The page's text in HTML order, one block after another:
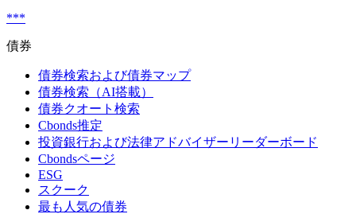
***
債券
債券検索および債券マップ
債券検索（AI搭載）
債券クオート検索
Cbonds推定
投資銀行および法律アドバイザーリーダーボード
Cbondsページ
ESG
スクーク
最も人気の債券